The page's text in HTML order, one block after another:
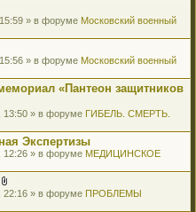
» в форуме Московский военный
» в форуме Московский военный
«Пантеон защитников
13:50 » в форуме ГИБЕЛЬ. СМЕРТЬ.
Экспертизы
12:26 » в форуме МЕДИЦИНСКОЕ
В
22:16 » в форуме ПРОБЛЕМЫ